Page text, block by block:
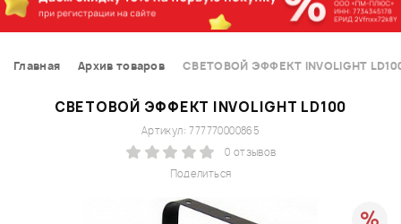
Главная Архив товаров СВЕТОВОЙ ЭФФЕКТ INVOLIGHT
СВЕТОВОЙ ЭФФЕКТ INVOLIGHT LD100
Поделиться
Артикул: 777770000865
0 отзывов